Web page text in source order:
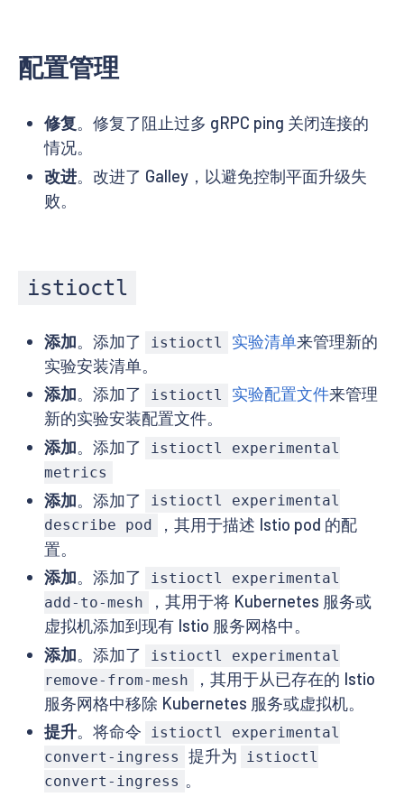
配置管理
修复。修复了阻止过多 gRPC ping 关闭连接的
情况。
改进。改进了 Galley，以避免控制平面升级失
败。
istioctl
添加。添加了 istioctl 实验清单来管理新的
实验安装清单。
添加。添加了 istioctl 实验配置文件来管理
新的实验安装配置文件。
添加。添加了
istioctl experimental
metrics
添加。添加了
istioctl experimental
describe pod
，其用于描述 Istio pod 的配
置。
添加。添加了
istioctl experimental
add-to-mesh
，其用于将 Kubernetes 服务或
虚拟机添加到现有 Istio 服务网格中。
添加。添加了
istioctl experimental
remove-from-mesh
，其用于从已存在的 Istio
服务网格中移除 Kubernetes 服务或虚拟机。
提升。将命令
istioctl experimental
convert-ingress
提升为
istioctl
convert-ingress 。